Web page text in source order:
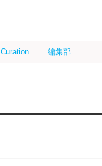
Curation 編集部